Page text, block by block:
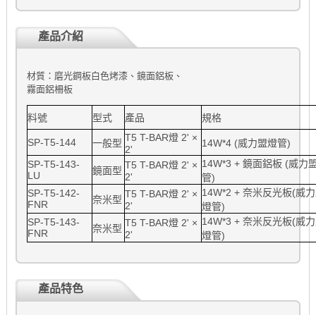
產品介紹
材質：磨光鋼板白色烤漆、鏡面鋁板、
霧面鋁柵板
料號 型式 產品 規格
SP-T5-144 一般型 T5 T-BAR燈 2' ×
2'
14W*4 (威力盟燈管)
SP-T5-143-
LU
鏡面型 T5 T-BAR燈 2' ×
2'
14W*3 + 鏡面鋁板 (威力
管)
SP-T5-142-
FNR
奈米型 T5 T-BAR燈 2' ×
2'
14W*2 + 奈米反光板(威
燈管)
SP-T5-143-
FNR
奈米型 T5 T-BAR燈 2' ×
2'
14W*3 + 奈米反光板(威
燈管)
產品特色